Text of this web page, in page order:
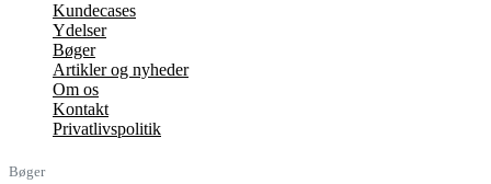
Kundecases
Ydelser
Bøger
Artikler og nyheder
Om os
Kontakt
Privatlivspolitik
Bøger